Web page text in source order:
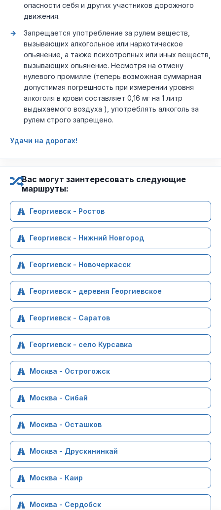
опасности себя и других участников дорожного
движения.
Запрещается употребление за рулем веществ,
вызывающих алкогольное или наркотическое
опьянение, а также психотропных или иных веществ,
вызывающих опьянение. Несмотря на отмену
нулевого промилле (теперь возможная суммарная
допустимая погрешность при измерении уровня
алкоголя в крови составляет 0,16 мг на 1 литр
выдыхаемого воздуха ), употреблять алкоголь за
рулем строго запрещено.
Удачи на дорогах!
Вас могут заинтересовать следующие
маршруты:
Георгиевск - Ростов
Георгиевск - Нижний Новгород
Георгиевск - Новочеркасск
Георгиевск - деревня Георгиевское
Георгиевск - Саратов
Георгиевск - село Курсавка
Москва - Острогожск
Москва - Сибай
Москва - Осташков
Москва - Друскининкай
Москва - Каир
Москва - Сердобск